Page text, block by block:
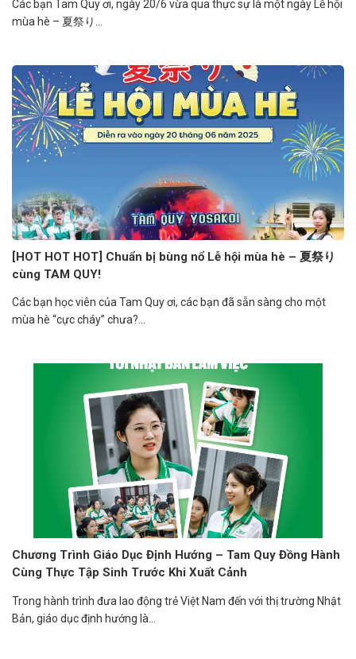
Các bạn Tam Quy ơi, ngày 20/6 vừa qua thực sự là một ngày Lễ hội
mùa hè – 夏祭り...
[HOT HOT HOT] Chuẩn bị bùng nổ Lễ hội mùa hè – 夏祭り
cùng TAM QUY!
Các bạn học viên của Tam Quy ơi, các bạn đã sẵn sàng cho một
mùa hè “cực cháy” chưa?...
Chương Trình Giáo Dục Định Hướng – Tam Quy Đồng Hành
Cùng Thực Tập Sinh Trước Khi Xuất Cảnh
Trong hành trình đưa lao động trẻ Việt Nam đến với thị trường Nhật
Bản, giáo dục định hướng là...